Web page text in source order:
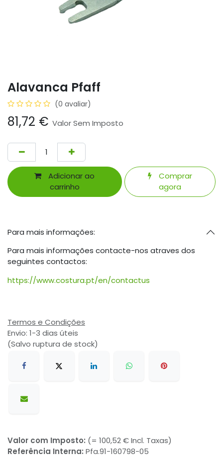
Alavanca Pfaff
(0 avaliar)
81,72 € Valor Sem Imposto
Adicionar ao
carrinho
Comprar
agora
Para mais informações:
Para mais informações contacte-nos atraves dos
seguintes contactos:
https://www.costura.pt/en/contactus
Termos e Condições
Envio: 1-3 dias úteis
(Salvo ruptura de stock)
Valor com Imposto: (= 100,52 € Incl. Taxas)
Referência Interna: Pfa.91-160798-05